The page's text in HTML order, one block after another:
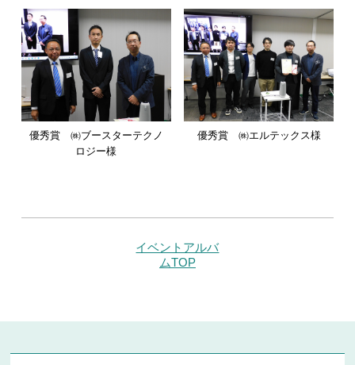
優秀賞 ㈱ブースターテクノ
ロジー様
優秀賞 ㈱エルテックス様
イベントアルバ
ムTOP